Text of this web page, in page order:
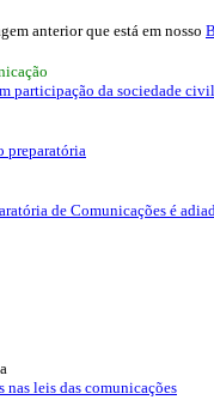
anterior que está em nosso
participação da sociedade civil
preparatória
de Comunicações é
nas leis das comunicações